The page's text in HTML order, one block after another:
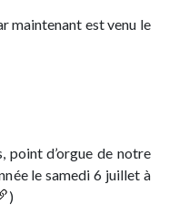
maintenant est venu le
point d’orgue de notre
le samedi 6 juillet à
)